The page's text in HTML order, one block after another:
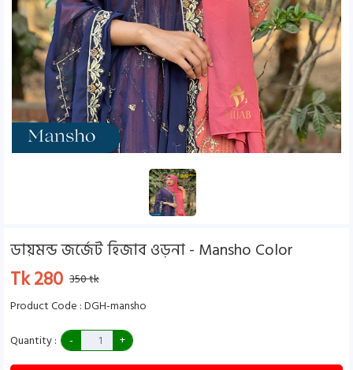
ডায়মন্ড জর্জেট হিজাব ওড়না - Mansho Color
Tk 280 350 tk
Product Code : DGH-mansho
Quantity :